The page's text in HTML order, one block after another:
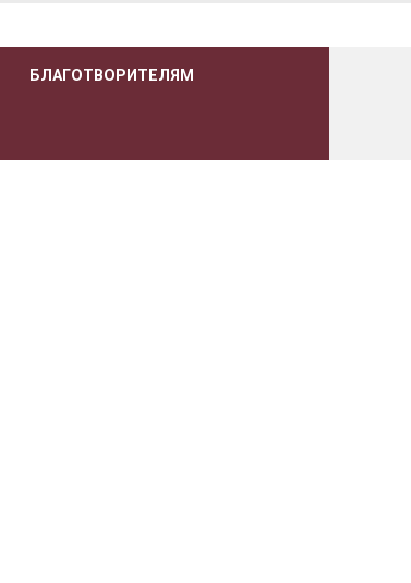
БЛАГОТВОРИТЕЛЯМ